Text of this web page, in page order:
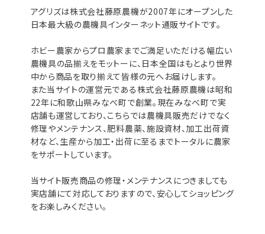
アグリズは株式会社藤原農機が2007年にオープンした
日本最大級の農機具インターネット通販サイトです。
ホビー農家からプロ農家までご満足いただける幅広い
農機具の品揃えをモットーに、日本全国はもとより世界
中から商品を取り揃えて皆様の元へお届けします。
また当サイトの運営元である株式会社藤原農機は昭和
22年に和歌山県みなべ町で創業。現在みなべ町で実
店舗も運営しており、こちらでは農機具販売だけでなく
修理やメンテナンス、肥料農薬、施設資材、加工出荷資
材など、生産から加工・出荷に至るまでトータルに農家
をサポートしています。
当サイト販売商品の修理・メンテナンスにつきましても
実店舗にて対応しておりますので、安心してショッピング
をお楽しみください。